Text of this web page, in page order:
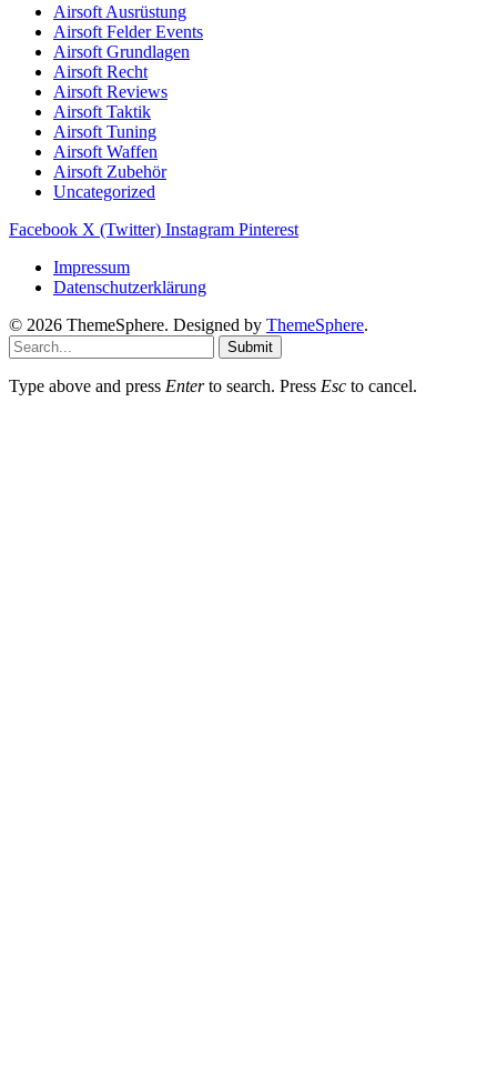
Airsoft Ausrüstung
Airsoft Felder Events
Airsoft Grundlagen
Airsoft Recht
Airsoft Reviews
Airsoft Taktik
Airsoft Tuning
Airsoft Waffen
Airsoft Zubehör
Uncategorized
Facebook X (Twitter) Instagram Pinterest
Impressum
Datenschutzerklärung
© 2026 ThemeSphere. Designed by ThemeSphere.
Submit
Type above and press Enterto search. Press Esc to cancel.